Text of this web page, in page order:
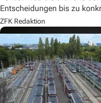
Entscheidungen bis zu
ZFK Redaktion